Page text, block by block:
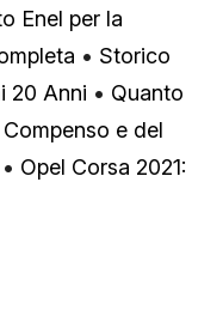
Enel per la
• Storico
20 Anni • Quanto
e del
• Opel Corsa 2021: